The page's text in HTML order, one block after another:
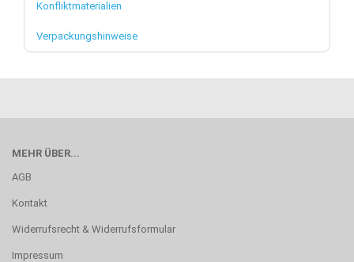
Konfliktmaterialien
Verpackungshinweise
MEHR ÜBER...
AGB
Kontakt
Widerrufsrecht & Widerrufsformular
Impressum